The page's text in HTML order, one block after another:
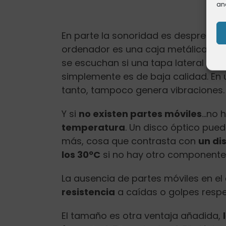
En parte la sonoridad es
ordenador es una caja metálica
se escuchan si una tapa lateral
simplemente es de baja calidad. En
tanto, tampoco genera vibraciones.
Y si no existen partes móviles…no
temperatura. Un disco óptico
más, cosa que contrasta con un
los 30ºC si no hay otro
La ausencia de partes móviles en
resistencia a caídas o golpes
El tamaño es otra ventaja añadida,